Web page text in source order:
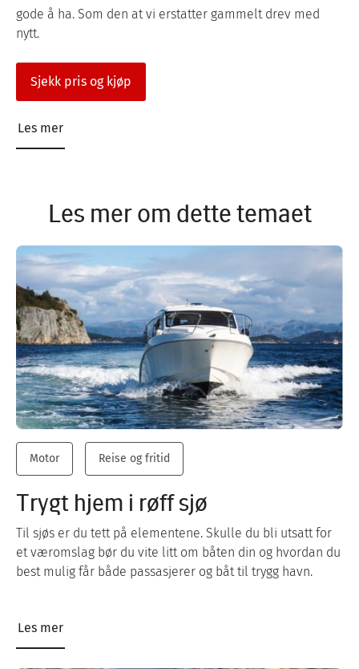
gode å ha. Som den at vi erstatter gammelt drev med
nytt.
Sjekk pris og kjøp
Les mer
Les mer om dette temaet
Motor Reise og fritid
Trygt hjem i røff sjø
Til sjøs er du tett på elementene. Skulle du bli utsatt for
et væromslag bør du vite litt om båten din og hvordan du
best mulig får både passasjerer og båt til trygg havn.
Les mer